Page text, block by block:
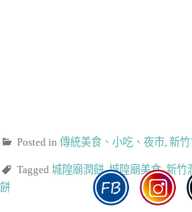
Posted in 傳統美食、小吃、夜市, 新
Tagged 城隍廟潤餅,城隍廟美食,新竹
餅